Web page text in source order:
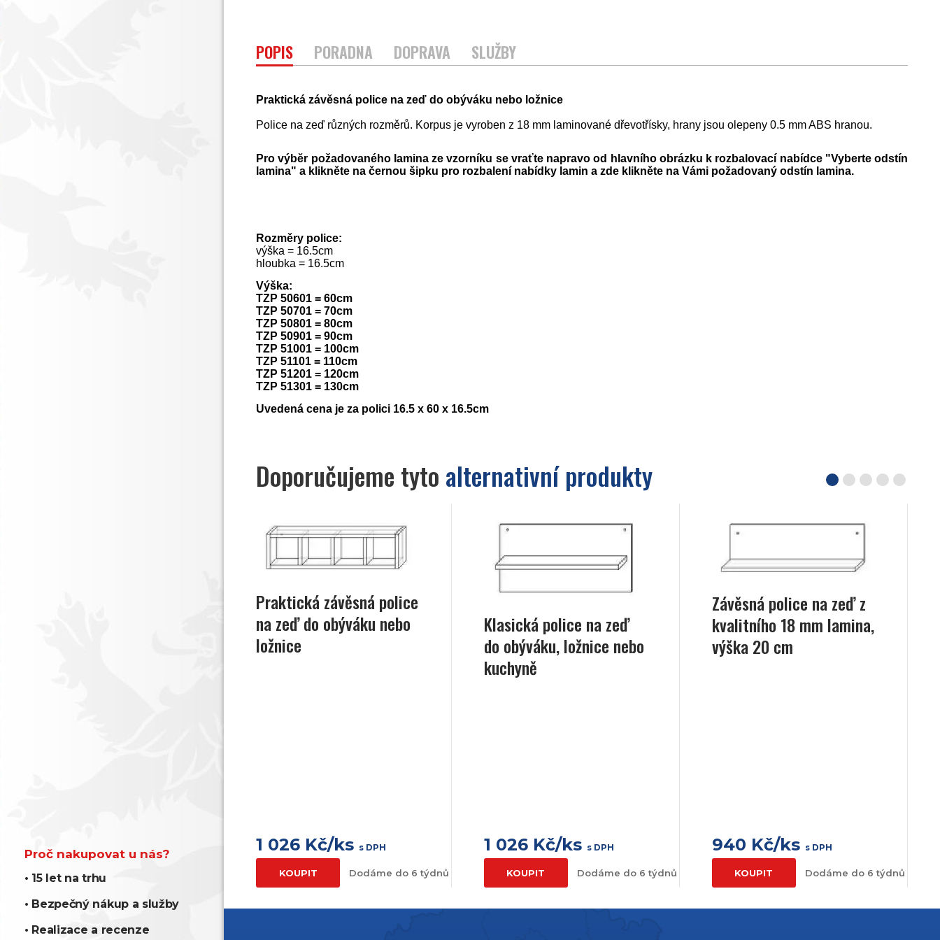
Proč nakupovat u nás?
• 15 let na trhu
• Bezpečný nákup a služby
• Realizace a recenze
POPIS PORADNA DOPRAVA SLUŽBY
Praktická závěsná police na zeď do obýváku nebo ložnice
Police na zeď různých rozměrů. Korpus je vyroben z 18 mm laminované dřevotřísky, hrany jsou olepeny 0.5 mm ABS hranou.
Pro výběr požadovaného lamina ze vzorníku se vraťte napravo od hlavního obrázku k rozbalovací nabídce "Vyberte odstín
lamina" a klikněte na černou šipku pro rozbalení nabídky lamin a zde klikněte na Vámi požadovaný odstín lamina.
Rozměry police:
výška = 16.5cm
hloubka = 16.5cm
Výška:
TZP 50601 = 60cm
TZP 50701 = 70cm
TZP 50801 = 80cm
TZP 50901 = 90cm
TZP 51001 = 100cm
TZP 51101 = 110cm
TZP 51201 = 120cm
TZP 51301 = 130cm
Uvedená cena je za polici 16.5 x 60 x 16.5cm
Doporučujeme tyto alternativní produkty
Praktická závěsná police
na zeď do obýváku nebo
ložnice
1 026 Kč/ks s DPH
KOUPIT Dodáme do 6 týdnů
Klasická police na zeď
do obýváku, ložnice nebo
kuchyně
1 026 Kč/ks s DPH
KOUPIT Dodáme do 6 týdnů
Závěsná police na zeď z
kvalitního 18 mm lamina,
výška 20 cm
940 Kč/ks s DPH
KOUPIT Dodáme do 6 týdnů